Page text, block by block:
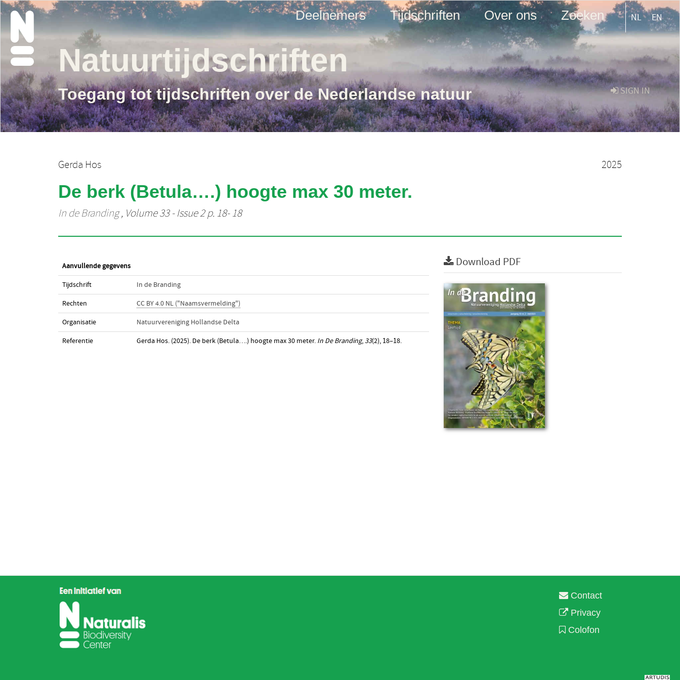
Deelnemers Tijdschriften Over ons Zoeken NL EN
SIGN IN
Natuurtijdschriften
Toegang tot tijdschriften over de Nederlandse natuur
Gerda Hos 2025
De berk (Betula….) hoogte max 30 meter.
In de Branding, Volume 33 - Issue 2 p. 18- 18
Aanvullende gegevens
Tijdschrift In de Branding
Rechten CC BY 4.0 NL ("Naamsvermelding")
Organisatie Natuurvereniging Hollandse Delta
Referentie Gerda Hos. (2025). De berk (Betula….) hoogte max 30 meter. In De Branding, 33(2), 18–18.
Download PDF
Contact
Privacy
Colofon